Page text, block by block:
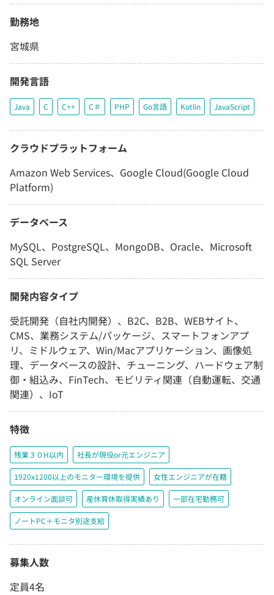
勤務地
宮城県
開発言語
Java C C++ C＃ PHP Go言語 Kotlin JavaScript
クラウドプラットフォーム
Amazon Web Services、Google Cloud(Google Cloud
Platform)
データベース
MySQL、PostgreSQL、MongoDB、Oracle、Microsoft
SQL Server
開発内容タイプ
受託開発（自社内開発）、B2C、B2B、WEBサイト、
CMS、業務システム/パッケージ、スマートフォンアプ
リ、ミドルウェア、Win/Macアプリケーション、画像処
理、データベースの設計、チューニング、ハードウェア制
御・組込み、FinTech、モビリティ関連（自動運転、交通
関連）、IoT
特徴
残業３０H以内 社長が現役or元エンジニア
1920x1200以上のモニター環境を提供 女性エンジニアが在籍
オンライン面談可 産休育休取得実績あり 一部在宅勤務可
ノートPC＋モニタ別途支給
募集人数
定員4名